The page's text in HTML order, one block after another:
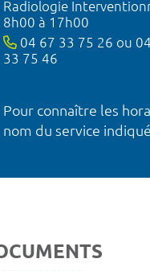
Radiologie
8h00 à 17h00
04 67 33 75 26 ou
33 75 46
Pour connaître les
nom du service